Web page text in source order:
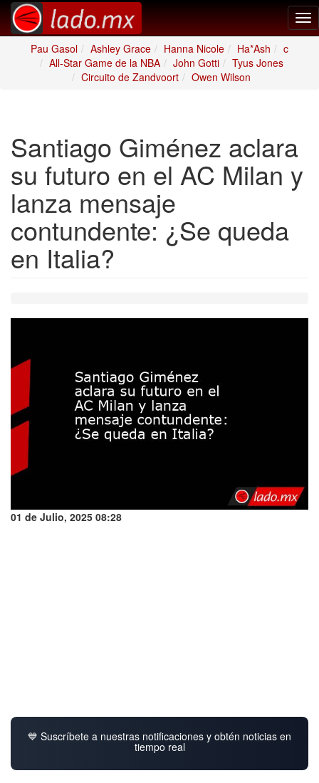
Pau Gasol
Ashley Grace Hanna Nicole Ha*Ash
c
All-Star Game de la NBA
John Gotti
Tyus Jones
Circuito de Zandvoort
Owen Wilson
Santiago Giménez aclara
su futuro en el AC Milan y
lanza mensaje
contundente: ¿Se queda
en Italia?
01 de Julio, 2025 08:28
💙 Suscríbete a nuestras notificaciones y obtén noticias en
tiempo real